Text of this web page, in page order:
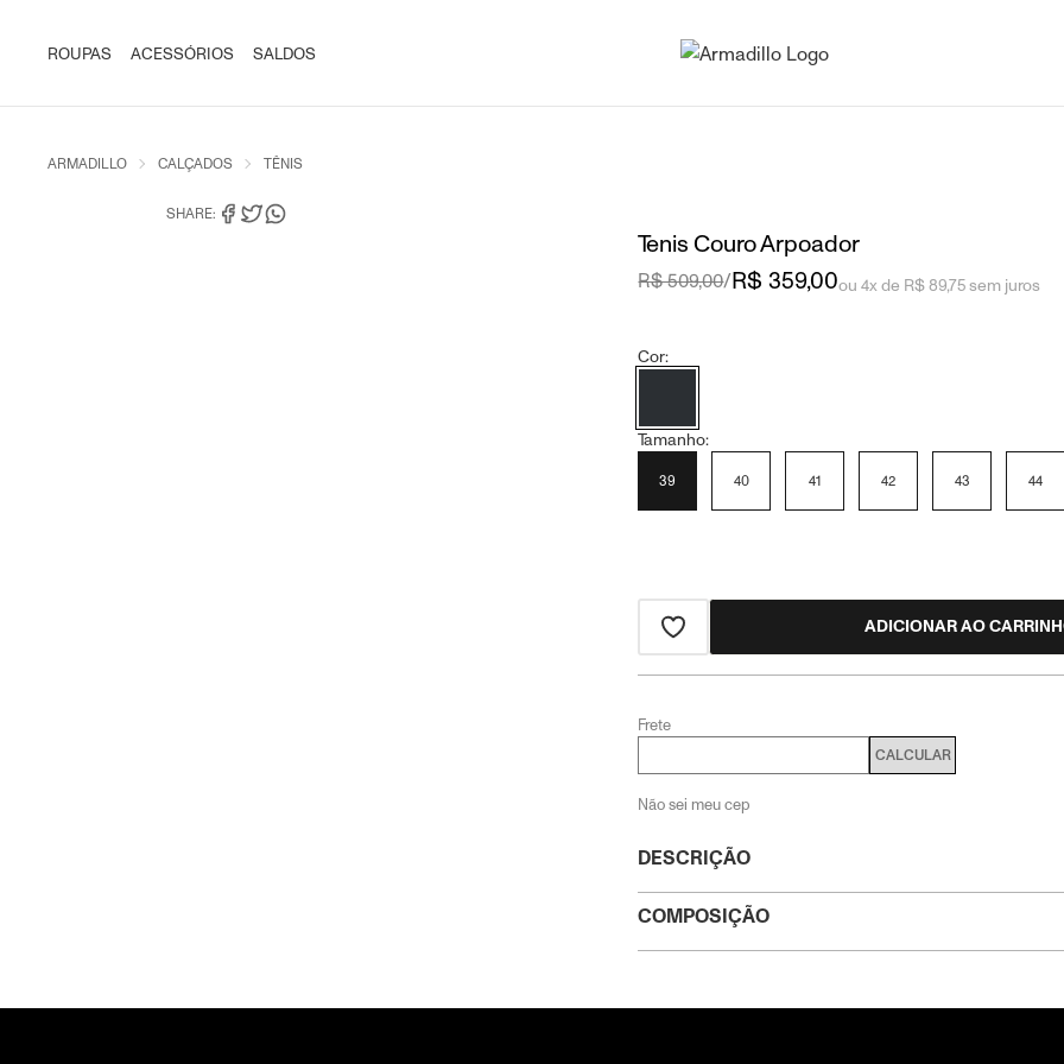
ROUPAS ACESSÓRIOS SALDOS
ARMADILLO CALÇADOS TÊNIS
SHARE:
Tenis Couro Arpoador
DESCRIÇÃO
COMPOSIÇÃO
R$ 509,00/R$ 359,00ou 4x de R$ 89,75 sem juros
Cor:
Tamanho:
39 40 41 42 43 44
ADICIONAR AO
Frete
CALCULAR
Não sei meu cep